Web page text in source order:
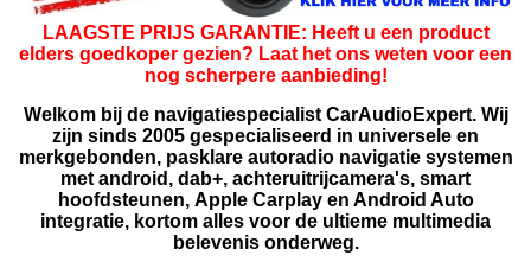
LAAGSTE PRIJS GARANTIE: Heeft u een product
elders goedkoper gezien? Laat het ons weten voor een
nog scherpere aanbieding!
Welkom bij de navigatiespecialist CarAudioExpert. Wij
zijn sinds 2005 gespecialiseerd in universele en
merkgebonden, pasklare autoradio navigatie systemen
met android, dab+, achteruitrijcamera's, smart
hoofdsteunen, Apple Carplay en Android Auto
integratie, kortom alles voor de ultieme multimedia
belevenis onderweg.